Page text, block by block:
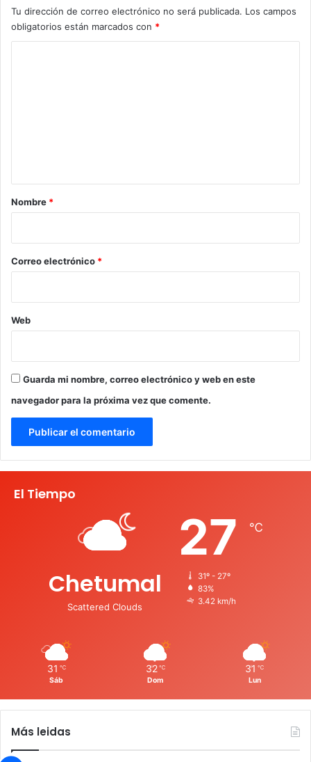
Tu dirección de correo electrónico no será publicada. Los campos
obligatorios están marcados con *
r
*
Nombre *
Correo electrónico *
Web
Guarda mi nombre, correo electrónico y web en este
navegador para la próxima vez que comente.
El Tiempo
Chetumal
Scattered Clouds
27 ℃
31º - 27º
83%
3.42 km/h
31 ℃
Sáb
32 ℃
Dom
31 ℃
Lun
Más leidas